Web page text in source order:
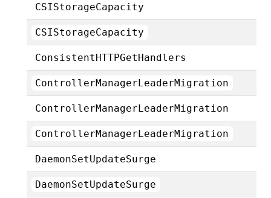
CSIStorageCapacity
CSIStorageCapacity
ConsistentHTTPGetHandlers
ControllerManagerLeaderMigration
ControllerManagerLeaderMigration
ControllerManagerLeaderMigration
DaemonSetUpdateSurge
DaemonSetUpdateSurge